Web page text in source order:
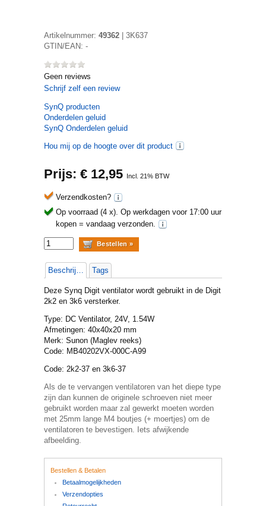
Artikelnummer: 49362
3K637
GTIN/EAN: -
Geen reviews
Schrijf zelf een review
SynQ producten
Onderdelen geluid
SynQ Onderdelen geluid
Hou mij op de hoogte over dit product
Prijs: € 12,95 Incl. 21% BTW
Verzendkosten?
Op voorraad (4 x). Op werkdagen voor 17:00 uur
kopen = vandaag verzonden.
Beschrijving Tags
Deze Synq Digit ventilator wordt gebruikt in de Digit
2k2 en 3k6 versterker.
Type: DC Ventilator, 24V, 1.54W
Afmetingen: 40x40x20 mm
Merk: Sunon (Maglev reeks)
Code: MB40202VX-000C-A99
Code: 2k2-37 en 3k6-37
Als de te vervangen ventilatoren van het diepe type
zijn dan kunnen de originele schroeven niet meer
gebruikt worden maar zal gewerkt moeten worden
met 25mm lange M4 boutjes (+ moertjes) om de
ventilatoren te bevestigen. Iets afwijkende
afbeelding.
Bestellen & Betalen
Betaalmogelijkheden
Verzendopties